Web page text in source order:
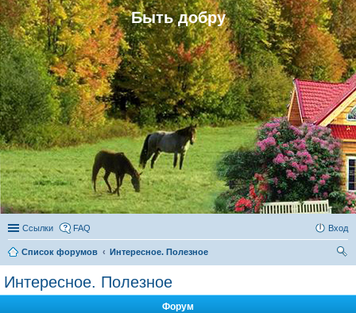
Быть добру
Ссылки FAQ Вход
Список форумов
Интересное. Полезное
Интересное. Полезное
Форум